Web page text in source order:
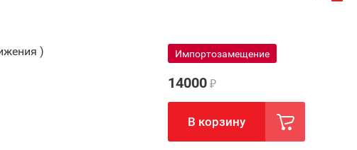
) Импортозамещение
14000 ₽
В корзину